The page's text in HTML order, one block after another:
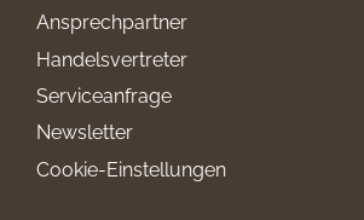
Ansprechpartner
Handelsvertreter
Serviceanfrage
Newsletter
Cookie-Einstellungen